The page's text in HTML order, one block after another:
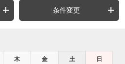
条件変更
木 金 土 日